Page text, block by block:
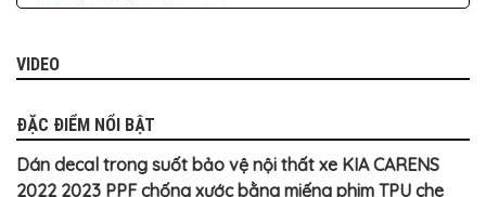
Ô
TÔ
ISUZU
BỌC
GHẾ
DA
VIDEO
ĐẶC ĐIỂM NỔI BẬT
Dán decal trong suốt bảo vệ nội thất xe KIA CARENS
2022 2023 PPF chống xước bằng miếng phim TPU che